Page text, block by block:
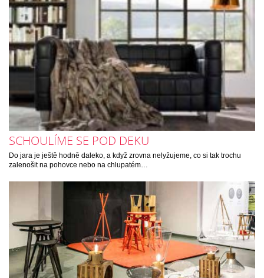
SCHOULÍME SE POD DEKU
Do jara je ještě hodně daleko, a když zrovna nelyžujeme, co si tak trochu
zalenošit na pohovce nebo na chlupatém…